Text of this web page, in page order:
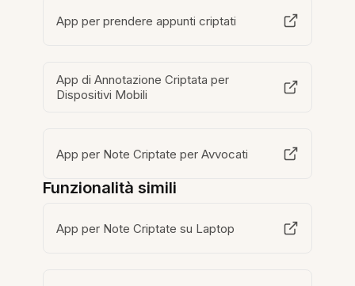
App per prendere appunti criptati
App di Annotazione Criptata per
Dispositivi Mobili
App per Note Criptate per Avvocati
Funzionalità simili
App per Note Criptate su Laptop